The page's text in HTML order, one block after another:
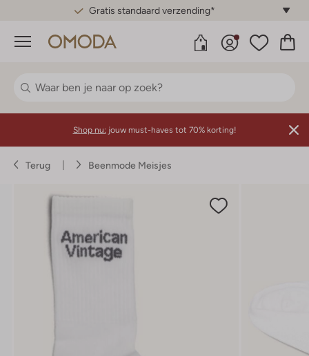
Gratis standaard verzending*
Menu
Shop nu: jouw must-haves tot 70% korting!
Terug Beenmode Meisjes